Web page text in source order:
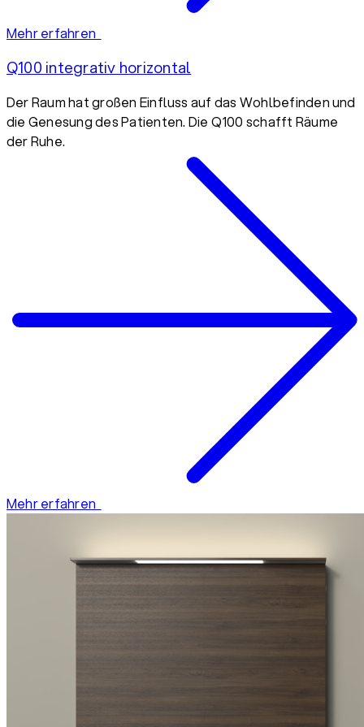
Mehr erfahren
Q100 integrativ horizontal
Der Raum hat großen Einfluss auf das Wohlbefinden und
die Genesung des Patienten. Die Q100 schafft Räume
der Ruhe.
Mehr erfahren